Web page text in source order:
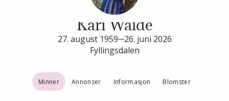
Minneside for
Kari Walde
27. august 1959 26. juni 2026
Fyllingsdalen
Minner Annonser Informasjon Blomster